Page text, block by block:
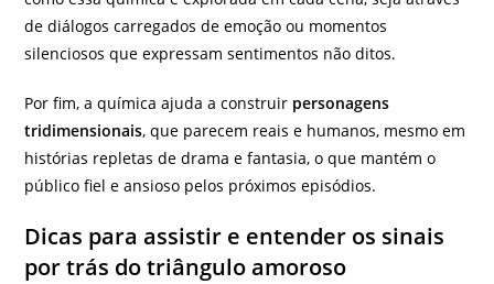
de diálogos carregados de emoção ou momentos
silenciosos que expressam sentimentos não ditos.
Por fim, a química ajuda a construir personagens
tridimensionais, que parecem reais e humanos, mesmo em
histórias repletas de drama e fantasia, o que mantém o
público fiel e ansioso pelos próximos episódios.
Dicas para assistir e entender os sinais
por trás do triângulo amoroso